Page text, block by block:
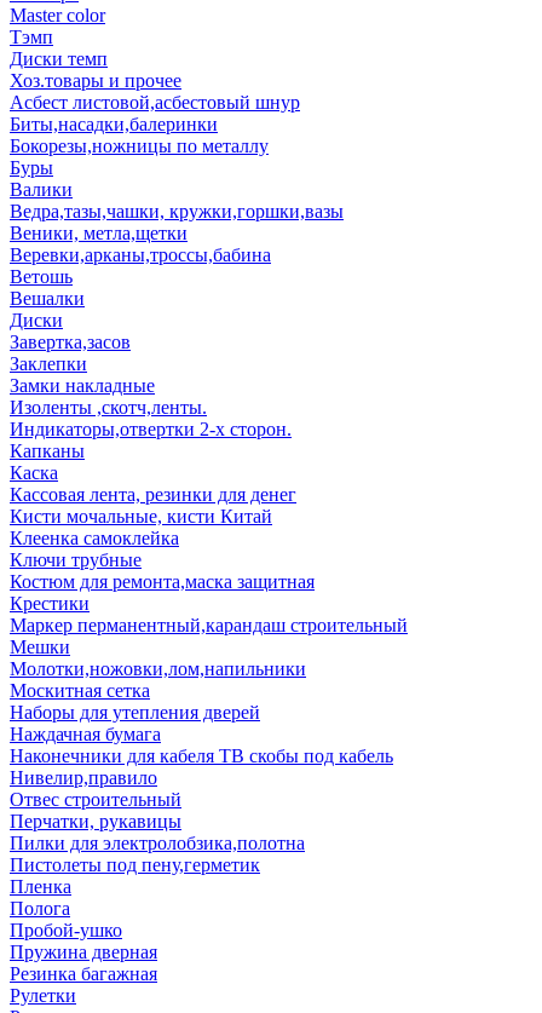
Master color
Тэмп
Диски темп
Хоз.товары и прочее
Асбест листовой,асбестовый шнур
Биты,насадки,балеринки
Бокорезы,ножницы по металлу
Буры
Валики
Ведра,тазы,чашки, кружки,горшки,вазы
Веники, метла,щетки
Веревки,арканы,троссы,бабина
Ветошь
Вешалки
Диски
Завертка,засов
Заклепки
Замки накладные
Изоленты ,скотч,ленты.
Индикаторы,отвертки 2-х сторон.
Капканы
Каска
Кассовая лента, резинки для денег
Кисти мочальные, кисти Китай
Клеенка самоклейка
Ключи трубные
Костюм для ремонта,маска защитная
Крестики
Маркер перманентный,карандаш строительный
Мешки
Молотки,ножовки,лом,напильники
Москитная сетка
Наборы для утепления дверей
Наждачная бумага
Наконечники для кабеля ТВ скобы под кабель
Нивелир,правило
Отвес строительный
Перчатки, рукавицы
Пилки для электролобзика,полотна
Пистолеты под пену,герметик
Пленка
Полога
Пробой-ушко
Пружина дверная
Резинка багажная
Рулетки